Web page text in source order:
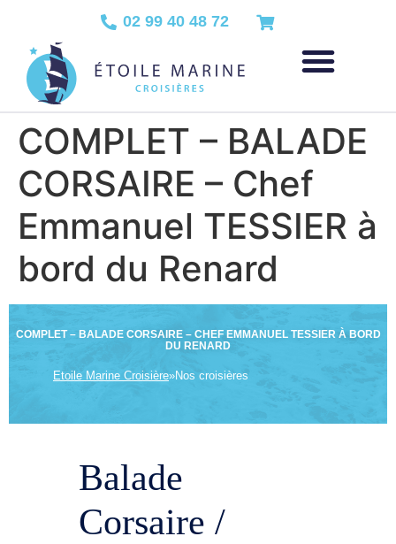
02 99 40 48 72
COMPLET – BALADE
CORSAIRE – Chef
Emmanuel TESSIER à
bord du Renard
COMPLET – BALADE CORSAIRE – CHEF EMMANUEL TESSIER À BORD
DU RENARD
Etoile Marine Croisière»Nos croisières
Balade
Corsaire /